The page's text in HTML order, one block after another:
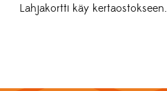
Lahjakortti käy kertaostokseen.